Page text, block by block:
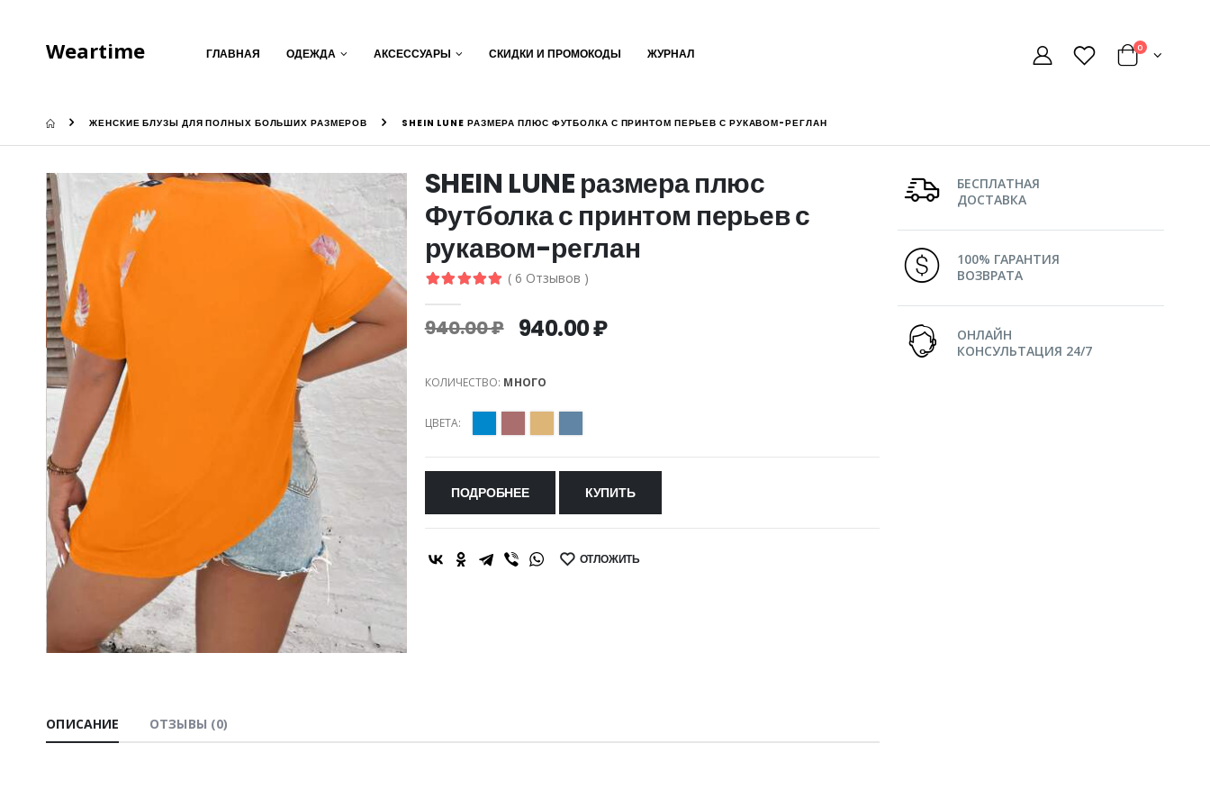
Weartime ГЛАВНАЯ ОДЕЖДА АКСЕССУАРЫ СКИДКИ И ПРОМОКОДЫ ЖУРНАЛ 0
ЖЕНСКИЕ БЛУЗЫ ДЛЯ ПОЛНЫХ БОЛЬШИХ РАЗМЕРОВ SHEIN LUNE РАЗМЕРА ПЛЮС ФУТБОЛКА С ПРИНТОМ ПЕРЬЕВ С РУКАВОМ-РЕГЛАН
SHEIN LUNE размера плюс
Футболка с принтом перьев с
рукавом-реглан
( 6 Отзывов )
940.00 ₽ 940.00 ₽
КОЛИЧЕСТВО: МНОГО
ЦВЕТА:
ПОДРОБНЕЕ КУПИТЬ
SHARE: ОТЛОЖИТЬ
ОПИСАНИЕ ОТЗЫВЫ (0)
БЕСПЛАТНАЯ
ДОСТАВКА
100% ГАРАНТИЯ
ВОЗВРАТА
ОНЛАЙН
КОНСУЛЬТАЦИЯ 24/7